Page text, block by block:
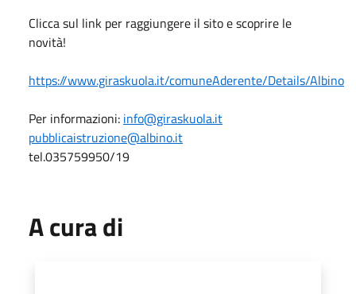
Clicca sul link per raggiungere il sito e scoprire le
novità!
https://www.giraskuola.it/comuneAderente/Details/Albino
Per informazioni: info@giraskuola.it
pubblicaistruzione@albino.it
tel.035759950/19
A cura di